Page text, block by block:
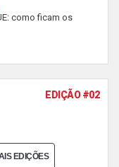
como ficam os
EDIÇÃO #02
EDIÇÕES